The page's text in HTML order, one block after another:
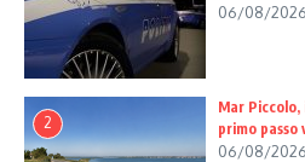
06/08/2026
2
Mar
primo
06/08/2026